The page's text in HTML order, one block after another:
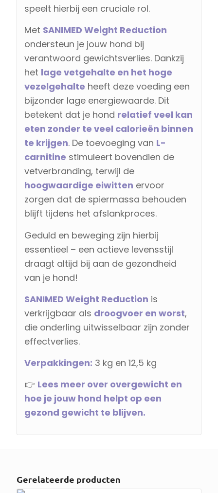
speelt hierbij een cruciale rol.
Met SANIMED Weight Reduction
ondersteun je jouw hond bij
verantwoord gewichtsverlies. Dankzij
het lage vetgehalte en het hoge
vezelgehalte heeft deze voeding een
bijzonder lage energiewaarde. Dit
betekent dat je hond relatief veel kan
eten zonder te veel calorieën binnen
te krijgen. De toevoeging van L-
carnitine stimuleert bovendien de
vetverbranding, terwijl de
hoogwaardige eiwitten ervoor
zorgen dat de spiermassa behouden
blijft tijdens het afslankproces.
Geduld en beweging zijn hierbij
essentieel – een actieve levensstijl
draagt altijd bij aan de gezondheid
van je hond!
SANIMED Weight Reduction is
verkrijgbaar als droogvoer en worst,
die onderling uitwisselbaar zijn zonder
effectverlies.
Verpakkingen: 3 kg en 12,5 kg
👉 Lees meer over overgewicht en
hoe je jouw hond helpt op een
gezond gewicht te blijven.
Gerelateerde producten